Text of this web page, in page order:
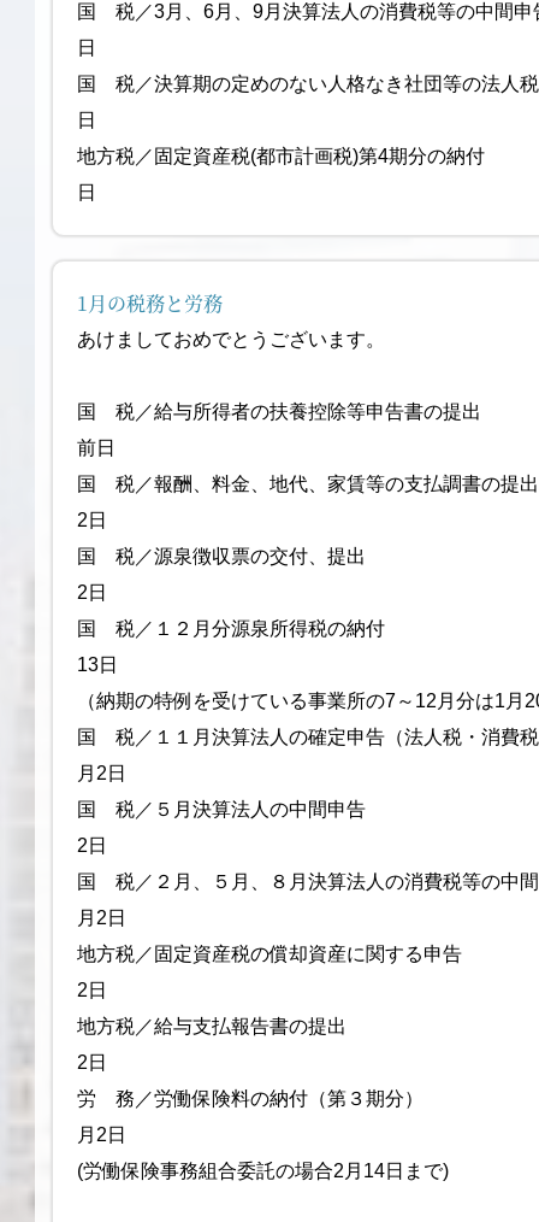
国 税／3月、6月、9月決算法人の消費税等の
日
国 税／決算期の定めのない人格なき社団等の法
日
地方税／固定資産税(都市計画税)第4期分の納
日
1月の税務と労務
あけましておめでとうございます。
国 税／給与所得者の扶養控除等申告書の提出
前日
国 税／報酬、料金、地代、家賃等
2日
国 税／源泉徴収票の交
2日
国 税／１２月分源泉所
13日
（納期の特例を受けている事業所の7～12月分は1月
国 税／１１月決算法人の確定申告（
月2日
国 税／５月決算法人の
2日
国 税／２月、５月、８月決算法人の消費税等の
月2日
地方税／固定資産税の償却資産
2日
地方税／給与支払報告
2日
労 務／労働保険料の納付
月2日
(労働保険事務組合委託の場合2月14日まで)